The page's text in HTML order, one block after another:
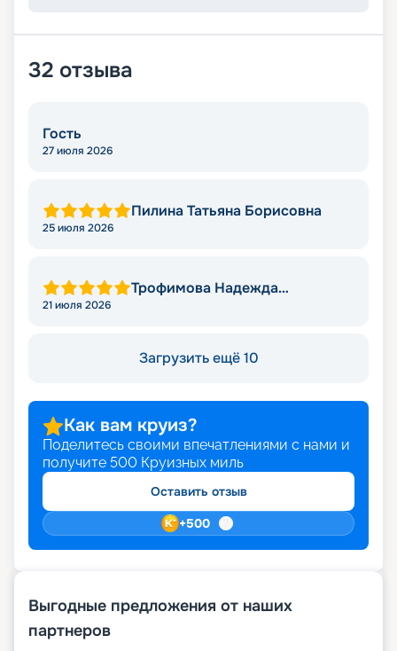
32 отзыва
Гость
27 июля 2026
Пилина Татьяна Борисовна
25 июля 2026
Трофимова Надежда
21 июля 2026
Загрузить ещё 10
Как вам круиз?
Поделитесь своими впечатлениями с нами и
получите 500 Круизных миль
Оставить отзыв
+500
Выгодные предложения от наших
партнеров